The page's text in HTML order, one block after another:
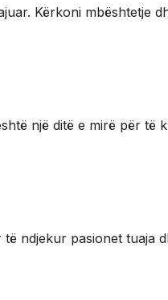
Kërkoni mbështetje
një ditë e mirë për të
të ndjekur pasionet tuaja